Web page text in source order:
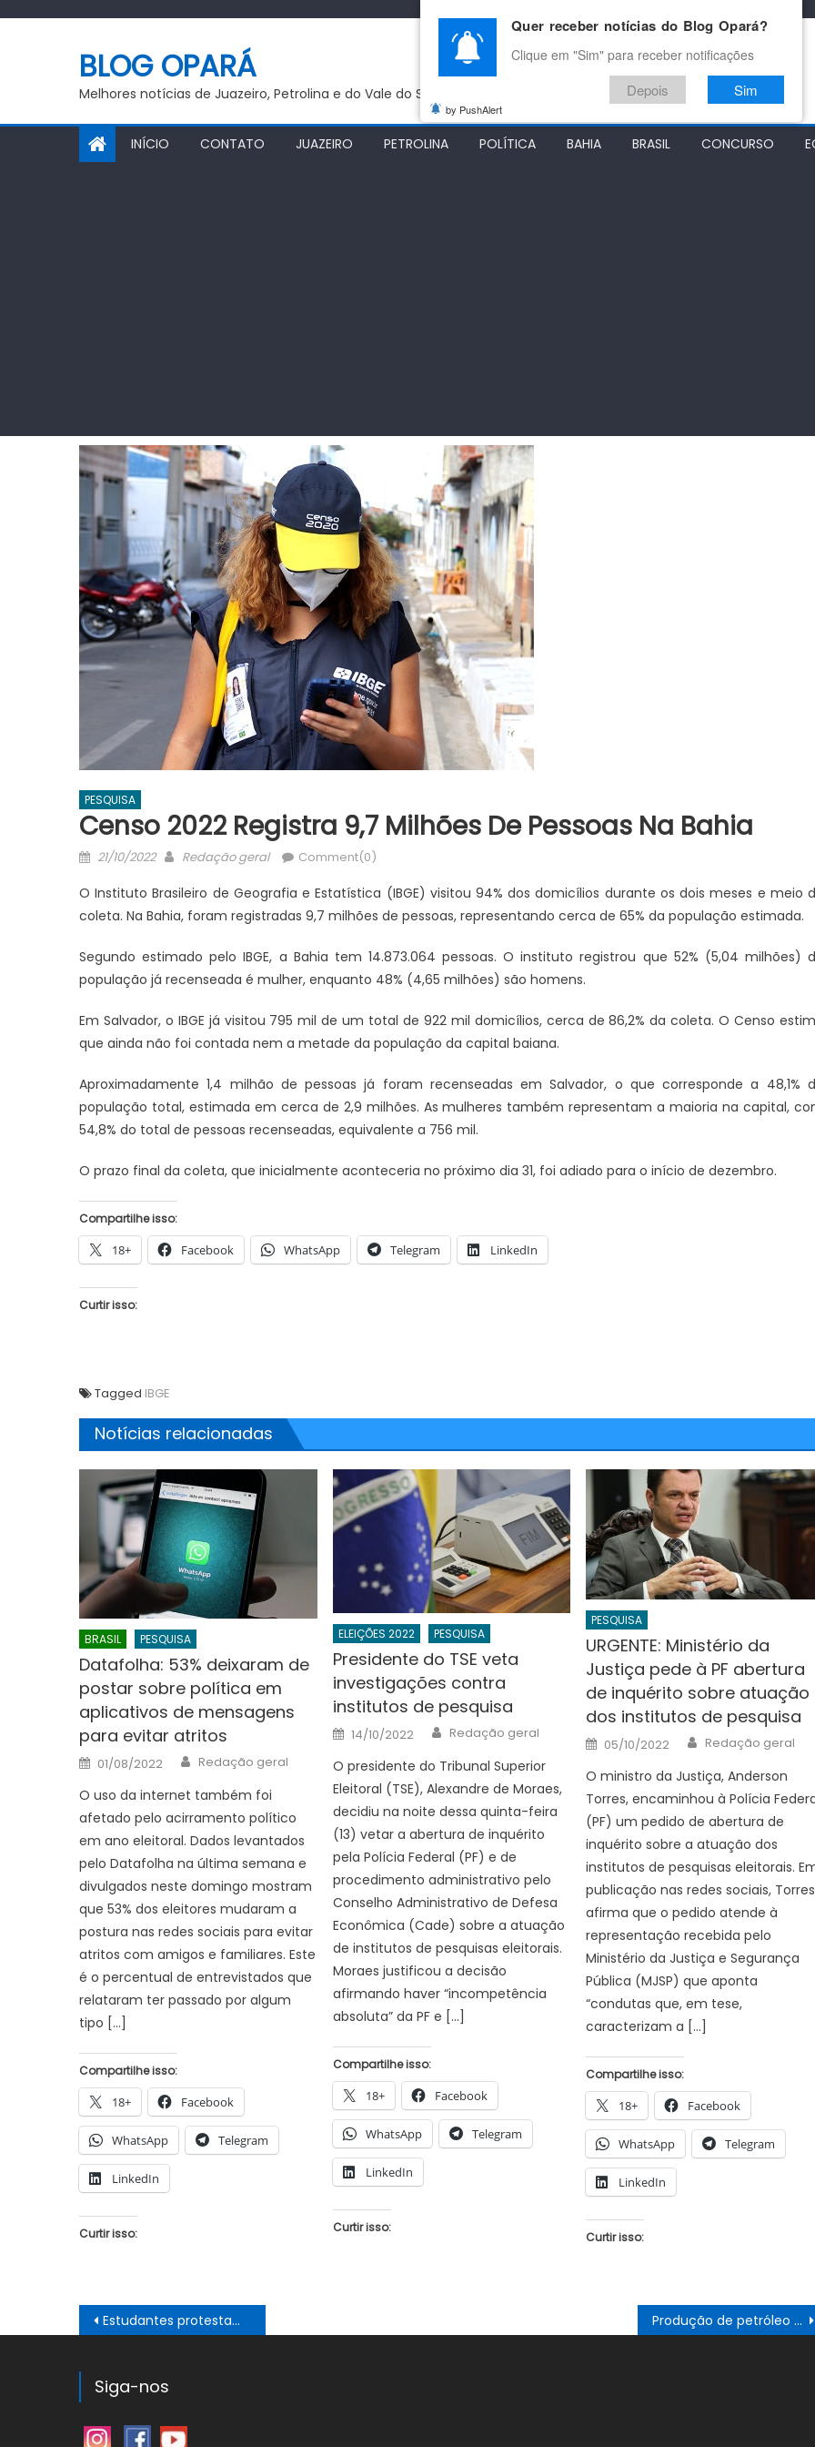
BLOG OPARÁ
Melhores notícias de Juazeiro, Petrolina e do Vale do São Francisco
INÍCIO CONTATO JUAZEIRO PETROLINA POLÍTICA BAHIA BRASIL CONCURSO
PESQUISA
Censo 2022 Registra 9,7 Milhões De Pessoas Na Bahia
Posted
21/10/2022 Author
Redação geral Comment(0)
O Instituto Brasileiro de Geografia e Estatística (IBGE) visitou 94% dos domicílios durante os dois meses e meio
coleta. Na Bahia, foram registradas 9,7 milhões de pessoas, representando cerca de 65% da população estimada.
Segundo estimado pelo IBGE, a Bahia tem 14.873.064 pessoas. O instituto registrou que 52% (5,04 milhões)
população já recenseada é mulher, enquanto 48% (4,65 milhões) são homens.
Em Salvador, o IBGE já visitou 795 mil de um total de 922 mil domicílios, cerca de 86,2% da coleta. O Censo
que ainda não foi contada nem a metade da população da capital baiana.
Aproximadamente 1,4 milhão de pessoas já foram recenseadas em Salvador, o que corresponde a 48,1%
população total, estimada em cerca de 2,9 milhões. As mulheres também representam a maioria na capital,
54,8% do total de pessoas recenseadas, equivalente a 756 mil.
O prazo final da coleta, que inicialmente aconteceria no próximo dia 31, foi adiado para o início de dezembro.
Compartilhe isso:
18+ Facebook WhatsApp Telegram LinkedIn
Curtir isso:
Tagged IBGE
Notícias relacionadas
BRASIL PESQUISA
Datafolha: 53% deixaram de
postar sobre política em
aplicativos de mensagens
para evitar atritos
Posted
on
01/08/2022 Author
Redação geral
O uso da internet também foi
afetado pelo acirramento político
em ano eleitoral. Dados levantados
pelo Datafolha na última semana e
divulgados neste domingo mostram
que 53% dos eleitores mudaram a
postura nas redes sociais para evitar
atritos com amigos e familiares. Este
é o percentual de entrevistados que
relataram ter passado por algum
tipo […]
Compartilhe isso:
18+ Facebook
WhatsApp Telegram
LinkedIn
Curtir isso:
ELEIÇÕES 2022 PESQUISA
Presidente do TSE veta
investigações contra
institutos de pesquisa
Posted
on
14/10/2022 Author
Redação geral
O presidente do Tribunal Superior
Eleitoral (TSE), Alexandre de Moraes,
decidiu na noite dessa quinta-feira
(13) vetar a abertura de inquérito
pela Polícia Federal (PF) e de
procedimento administrativo pelo
Conselho Administrativo de Defesa
Econômica (Cade) sobre a atuação
de institutos de pesquisas eleitorais.
Moraes justificou a decisão
afirmando haver “incompetência
absoluta” da PF e […]
Compartilhe isso:
18+ Facebook
WhatsApp Telegram
LinkedIn
Curtir isso:
PESQUISA
URGENTE: Ministério da
Justiça pede à PF abertura
de inquérito sobre atuação
dos institutos de pesquisa
Posted
on
05/10/2022 Author
Redação geral
O ministro da Justiça, Anderson
Torres, encaminhou à Polícia
(PF) um pedido de abertura de
inquérito sobre a atuação dos
institutos de pesquisas eleitorais.
publicação nas redes sociais, Torres
afirma que o pedido atende à
representação recebida pelo
Ministério da Justiça e Segurança
Pública (MJSP) que aponta
“condutas que, em tese,
caracterizam a […]
Compartilhe isso:
18+ Facebook
WhatsApp Telegram
LinkedIn
Curtir isso:
Navegação
de
Post
Estudantes protestam contra problemas em RUs da UFBA Produção de petróleo ultrapassa 4 milhões de barris por dia, diz ANP
JUAZEIRO
Aciaj passa a integrar Comitê
Pública para fortalecer ações em
Juazeiro
JUAZEIRO
Juazeiro: Vídeo expõe comércio
debate sobre possíveis efeitos de
JUAZEIRO
concorrem às eleições. É o que
Siga-nos
Quer receber notícias do Blog Opará?
Clique em "Sim" para receber notificações
Depois Sim
by PushAlert